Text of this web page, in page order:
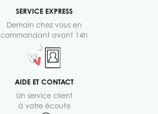
SERVICE EXPRESS
Demain chez vous en
commandant avant 14h
AIDE ET CONTACT
Un service client
à votre écoute